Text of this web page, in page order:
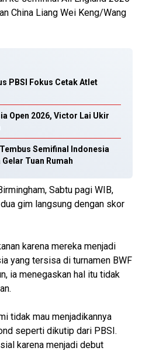
China Liang Wei Keng/Wang
PBSI Fokus Cetak Atlet
Open 2026, Victor Lai Ukir
Semifinal Indonesia
Tuan Rumah
Sabtu pagi WIB,
gim langsung dengan skor
karena mereka menjadi
yang tersisa di turnamen BWF
ia menegaskan hal itu tidak
tidak mau menjadikannya
seperti dikutip dari PBSI.
karena menjadi debut